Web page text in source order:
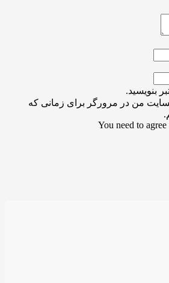
بنویسید.
من در مرورگر برای زمانی که
You need to